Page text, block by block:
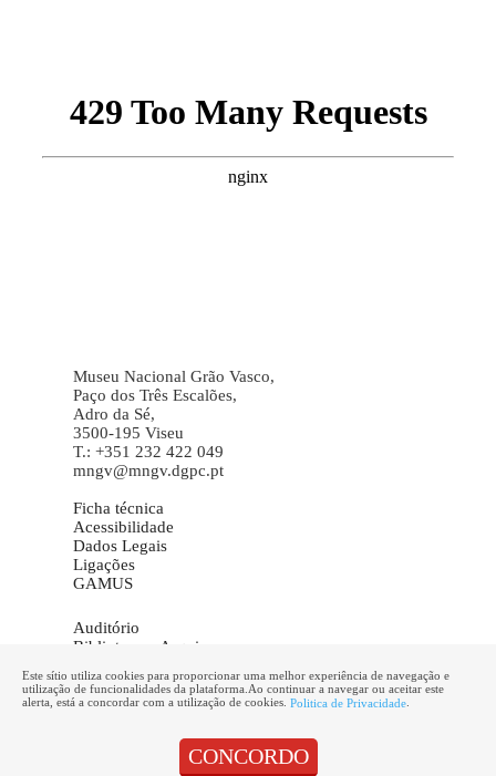
Museu Nacional Grão Vasco,
Paço dos Três Escalões,
Adro da Sé,
3500-195 Viseu
T.: +351 232 422 049
mngv@mngv.dgpc.pt
Ficha técnica
Acessibilidade
Dados Legais
Ligações
GAMUS
Auditório
Biblioteca – Arquivo
Informações
Marcação de visitas
Este sítio utiliza cookies para proporcionar uma melhor experiência de navegação e
utilização de funcionalidades da plataforma.Ao continuar a navegar ou aceitar este
alerta, está a concordar com a utilização de cookies. Politica de Privacidade
CONCORDO